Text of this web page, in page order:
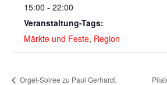
15:00 - 22:00
Veranstaltung-Tags:
Märkte und Feste, Region
Orgel-Soiree zu Paul Gerhardt